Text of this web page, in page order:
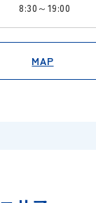
8:30～19:00
MAP